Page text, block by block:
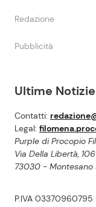
Ultime
Contatti:
Legal:
Purple di Procopio
Via Della Libertà, 106
73030 - Montesano
P.IVA 03370960795
Redazione
Pubblicità